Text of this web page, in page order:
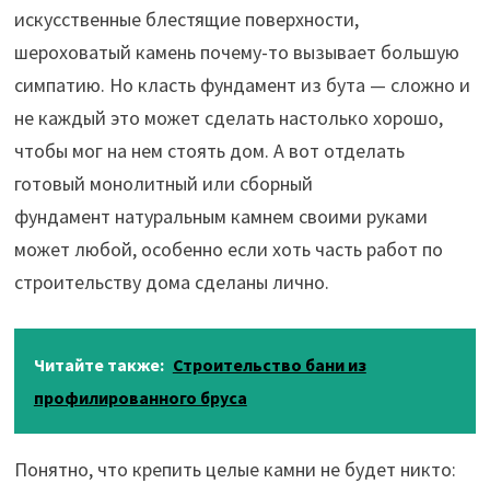
искусственные блестящие поверхности,
шероховатый камень почему-то вызывает большую
симпатию. Но класть фундамент из бута — сложно и
не каждый это может сделать настолько хорошо,
чтобы мог на нем стоять дом. А вот отделать
готовый монолитный или сборный
фундамент натуральным камнем своими руками
может любой, особенно если хоть часть работ по
строительству дома сделаны лично.
Читайте также: Строительство бани из
профилированного бруса
Понятно, что крепить целые камни не будет никто: